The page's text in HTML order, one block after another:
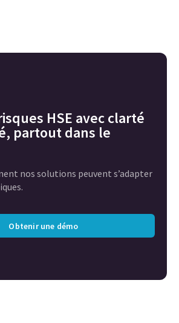
HSE avec clarté
partout dans le
nos solutions peuvent s’adapter
Obtenir une démo